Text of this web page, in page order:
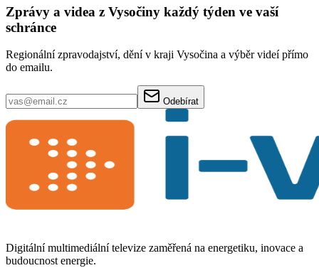
Zprávy a videa z Vysočiny každý týden ve vaší
schránce
Regionální zpravodajství, dění v kraji Vysočina a výběr videí přímo
do emailu.
Odebírat
Digitální multimediální televize zaměřená na energetiku, inovace a
budoucnost energie.